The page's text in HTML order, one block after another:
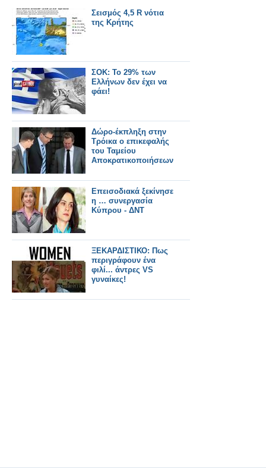
Σεισμός 4,5 R νότια
της Κρήτης
ΣΟΚ: Το 29% των
Ελλήνων δεν έχει να
φάει!
Δώρο-έκπληξη στην
Τρόικα ο επικεφαλής
του Ταμείου
Αποκρατικοποιήσεων
Επεισοδιακά ξεκίνησε
η … συνεργασία
Κύπρου - ΔΝΤ
ΞΕΚΑΡΔΙΣΤΙΚΟ: Πως
περιγράφουν ένα
φιλί... άντρες VS
γυναίκες!